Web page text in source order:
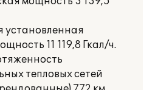
11 119,8 Гкал/ч.
тепловых сетей